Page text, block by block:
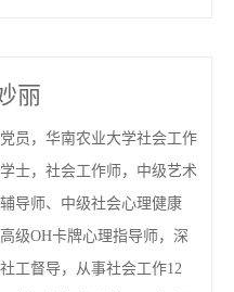
丽
员，华南农业大学社会工作
士，社会工作师，中级艺术
导师、中级社会心理健康
级OH卡牌心理指导师，深
工督导，从事社会工作12